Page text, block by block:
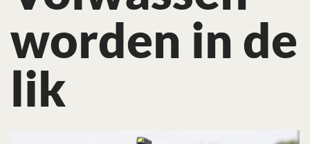
worden in de
lik